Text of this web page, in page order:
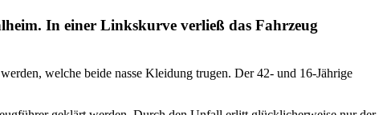
In einer Linkskurve verließ das Fahrzeug
welche beide nasse Kleidung trugen. Der 42- und 16-Jährige